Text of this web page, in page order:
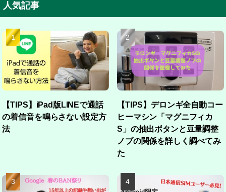
人気記事
【TIPS】iPad版LINEで通話
の着信音を鳴らさない設定方
法
【TIPS】デロンギ全自動コー
ヒーマシン「マグニフィカ
S」の抽出ボタンと豆量調整
ノブの関係を詳しく調べてみ
た